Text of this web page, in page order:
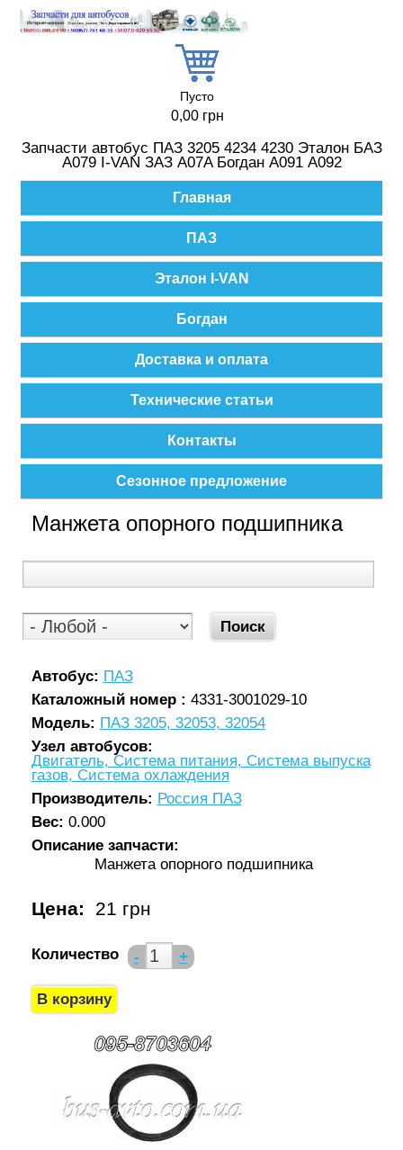
Пусто
0,00 грн
Запчасти автобус ПАЗ 3205 4234 4230 Эталон БАЗ
А079 I-VAN ЗАЗ A07A Богдан А091 А092
Главная
ПАЗ
Эталон I-VAN
Богдан
Доставка и оплата
Технические статьи
Контакты
Сезонное предложение
Манжета опорного подшипника
Автобус: ПАЗ
Каталожный номер : 4331-3001029-10
Модель: ПАЗ 3205, 32053, 32054
Узел автобусов:
Двигатель, Система питания, Система выпуска
газов, Система охлаждения
Производитель: Россия ПАЗ
Вес: 0.000
Описание запчасти:
Манжета опорного подшипника
Цена: 21 грн
Количество - +